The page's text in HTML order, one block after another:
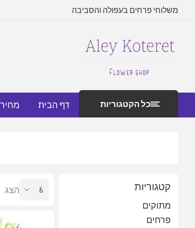
משלוחי פרחים בעפולה והסביבה
כל הקטגוריות דף הבית
קטגוריות
מתוקים
פרחים
הצג